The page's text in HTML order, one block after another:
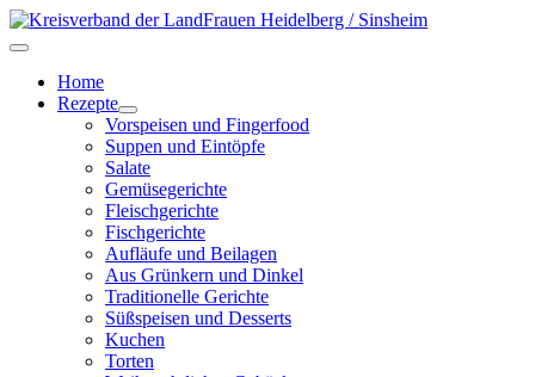
Home
Rezepte
Vorspeisen und Fingerfood
Suppen und Eintöpfe
Salate
Gemüsegerichte
Fleischgerichte
Fischgerichte
Aufläufe und Beilagen
Aus Grünkern und Dinkel
Traditionelle Gerichte
Süßspeisen und Desserts
Kuchen
Torten